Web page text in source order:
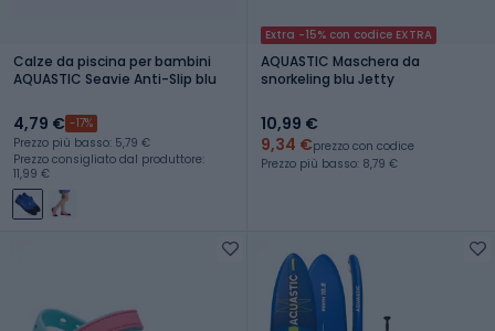
Calze da piscina per bambini
AQUASTIC Seavie Anti-Slip blu
4,79 € -17%
Prezzo più basso: 5,79 €
Prezzo consigliato dal produttore:
11,99 €
Extra -15% con codice EXTRA
AQUASTIC Maschera da
snorkeling blu Jetty
10,99 €
9,34 €prezzo con codice
Prezzo più basso: 8,79 €